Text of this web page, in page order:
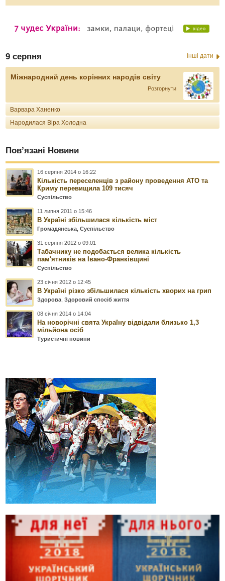
9 серпня Інші дати
Міжнародний день корінних народів світу
Розгорнути
Варвара Ханенко
Народилася Віра Холодна
Пов’язані Новини
16 серпня 2014 о 16:22
Кількість переселенців з району проведення АТО та
Криму перевищила 109 тисяч
Суспільство
11 липня 2011 о 15:46
В Україні збільшилася кількість міст
Громадянська ,Суспільство
31 серпня 2012 о 09:01
Табачнику не подобається велика кількість
пам'ятників на Івано-Франківщині
Суспільство
23 січня 2012 о 12:45
В Україні різко збільшилася кількість хворих на грип
Здорова ,Здоровий спосіб життя
08 січня 2014 о 14:04
На новорічні свята Україну відвідали близько 1,3
мільйона осіб
Туристичні новини